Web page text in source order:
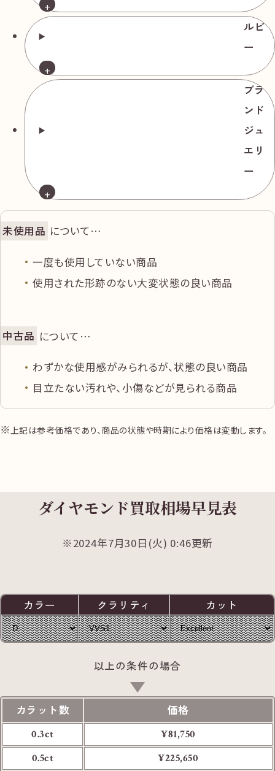
ース3.080ct
135,000円
ネックレス K18
全長約44.0㎝
中古品
ダイヤモンド
1.268ct
中古品
ルビ
ー
ブラ
ンド
ジュ
エリ
ー
未使用品 について…
一度も使用していない商品
使用された形跡のない大変状態の良い商品
中古品 について…
わずかな使用感がみられるが、状態の良い商品
目立たない汚れや、小傷などが見られる商品
上記は参考価格であり、商品の状態や時期により価格は変動します。
ダイヤモンド買取相場早見表
2024年7月30日(火) 0:46更新
カラー クラリティ カット
以上の条件の場合
カラット数 価格
0.3ct
¥81,750
0.5ct
¥225,650